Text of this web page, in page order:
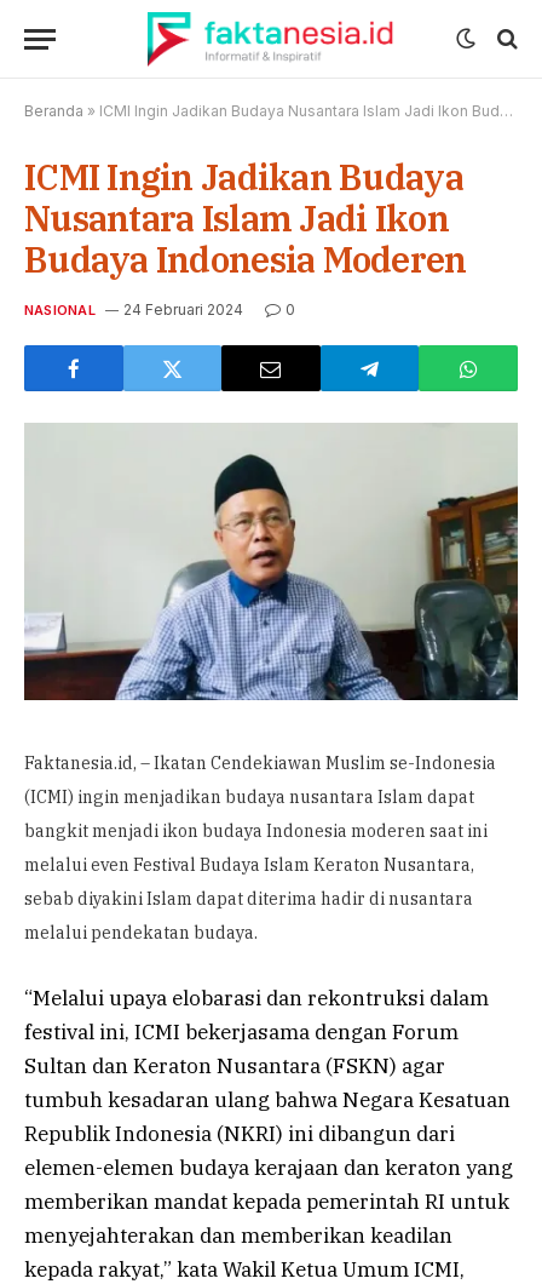
Beranda » ICMI Ingin Jadikan Budaya Nusantara Islam Jadi Ikon Budaya Indonesia Moderen
ICMI Ingin Jadikan Budaya
Nusantara Islam Jadi Ikon
Budaya Indonesia Moderen
NASIONAL 24 Februari 2024 0
Faktanesia.id, – Ikatan Cendekiawan Muslim se-Indonesia
(ICMI) ingin menjadikan budaya nusantara Islam dapat
bangkit menjadi ikon budaya Indonesia moderen saat ini
melalui even Festival Budaya Islam Keraton Nusantara,
sebab diyakini Islam dapat diterima hadir di nusantara
melalui pendekatan budaya.
“Melalui upaya elobarasi dan rekontruksi dalam
festival ini, ICMI bekerjasama dengan Forum
Sultan dan Keraton Nusantara (FSKN) agar
tumbuh kesadaran ulang bahwa Negara Kesatuan
Republik Indonesia (NKRI) ini dibangun dari
elemen-elemen budaya kerajaan dan keraton yang
memberikan mandat kepada pemerintah RI untuk
menyejahterakan dan memberikan keadilan
kepada rakyat,” kata Wakil Ketua Umum ICMI,